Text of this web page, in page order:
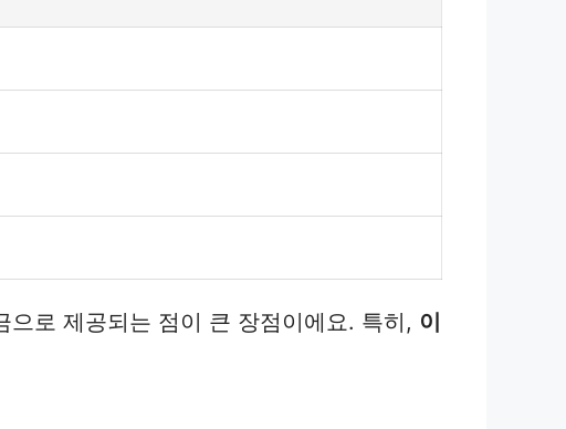
로 제공되는 점이 큰 장점이에요. 특히, 이